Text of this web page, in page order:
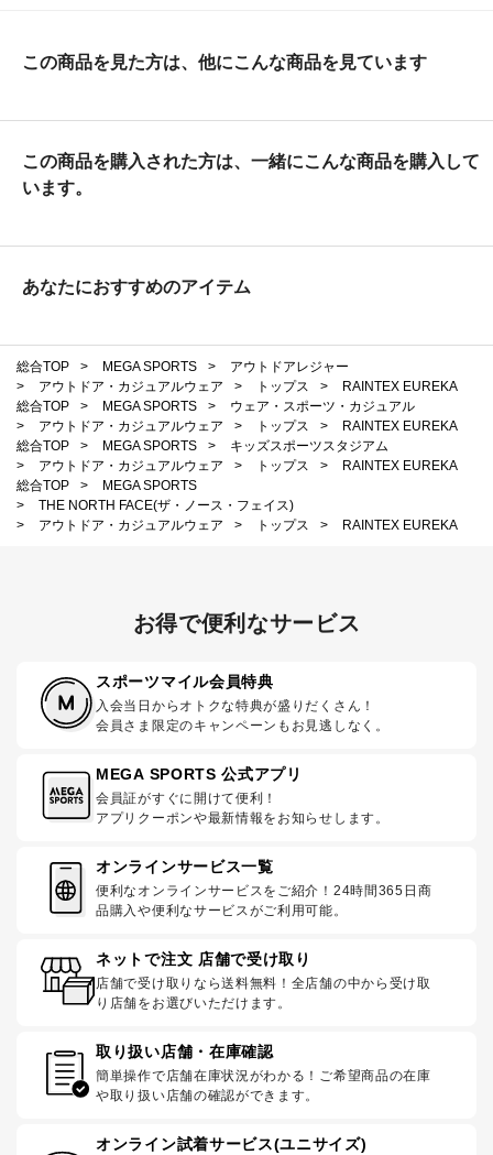
この商品を見た方は、他にこんな商品を見ています
この商品を購入された方は、一緒にこんな商品を購入して
います。
あなたにおすすめのアイテム
総合TOP > MEGA SPORTS >
アウトドアレジャー
>
アウトドア・カジュアルウェア > トップス >
RAINTEX EUREKA
総合TOP
> MEGA SPORTS >
ウェア・スポーツ・カジュアル
>
アウトドア・カジュアルウェア > トップス >
RAINTEX EUREKA
総合TOP
> MEGA SPORTS >
キッズスポーツスタジアム
>
アウトドア・カジュアルウェア > トップス >
RAINTEX EUREKA
総合TOP
>
MEGA SPORTS
>
THE NORTH FACE(ザ・ノース・フェイス)
>
アウトドア・カジュアルウェア > トップス > RAINTEX EUREKA
お得で便利なサービス
スポーツマイル会員特典
入会当日からオトクな特典が盛りだくさん！
会員さま限定のキャンペーンもお見逃しなく。
MEGA SPORTS 公式アプリ
会員証がすぐに開けて便利！
アプリクーポンや最新情報をお知らせします。
オンラインサービス一覧
便利なオンラインサービスをご紹介！24時間365日商
品購入や便利なサービスがご利用可能。
ネットで注文 店舗で受け取り
店舗で受け取りなら送料無料！全店舗の中から受け取
り店舗をお選びいただけます。
取り扱い店舗・在庫確認
簡単操作で店舗在庫状況がわかる！ご希望商品の在庫
や取り扱い店舗の確認ができます。
オンライン試着サービス(ユニサイズ)